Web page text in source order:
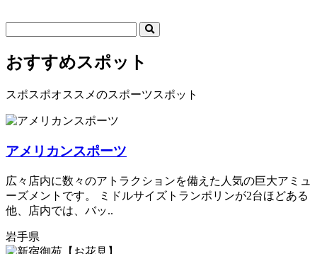
おすすめスポット
スポスポオススメのスポーツスポット
アメリカンスポーツ
広々店内に数々のアトラクションを備えた人気の巨大アミュ
ーズメントです。 ミドルサイズトランポリンが2台ほどある
他、店内では、バッ..
岩手県